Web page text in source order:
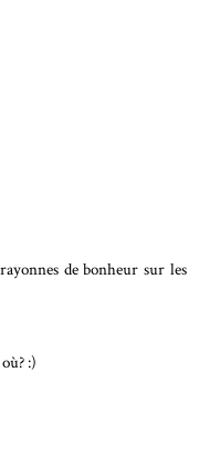
de bonheur sur les
:)